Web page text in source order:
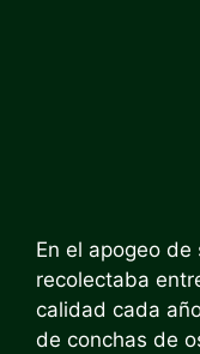
En el apogeo de
recolectaba
calidad cada
de conchas de